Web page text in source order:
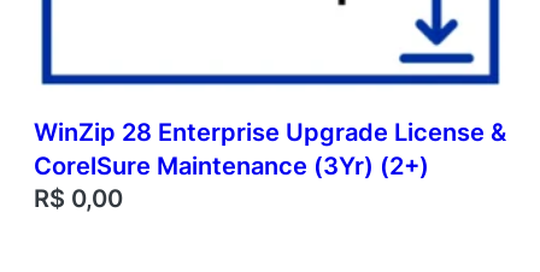
WinZip 28 Enterprise Upgrade License &
CorelSure Maintenance (3Yr) (2+)
R$ 0,00